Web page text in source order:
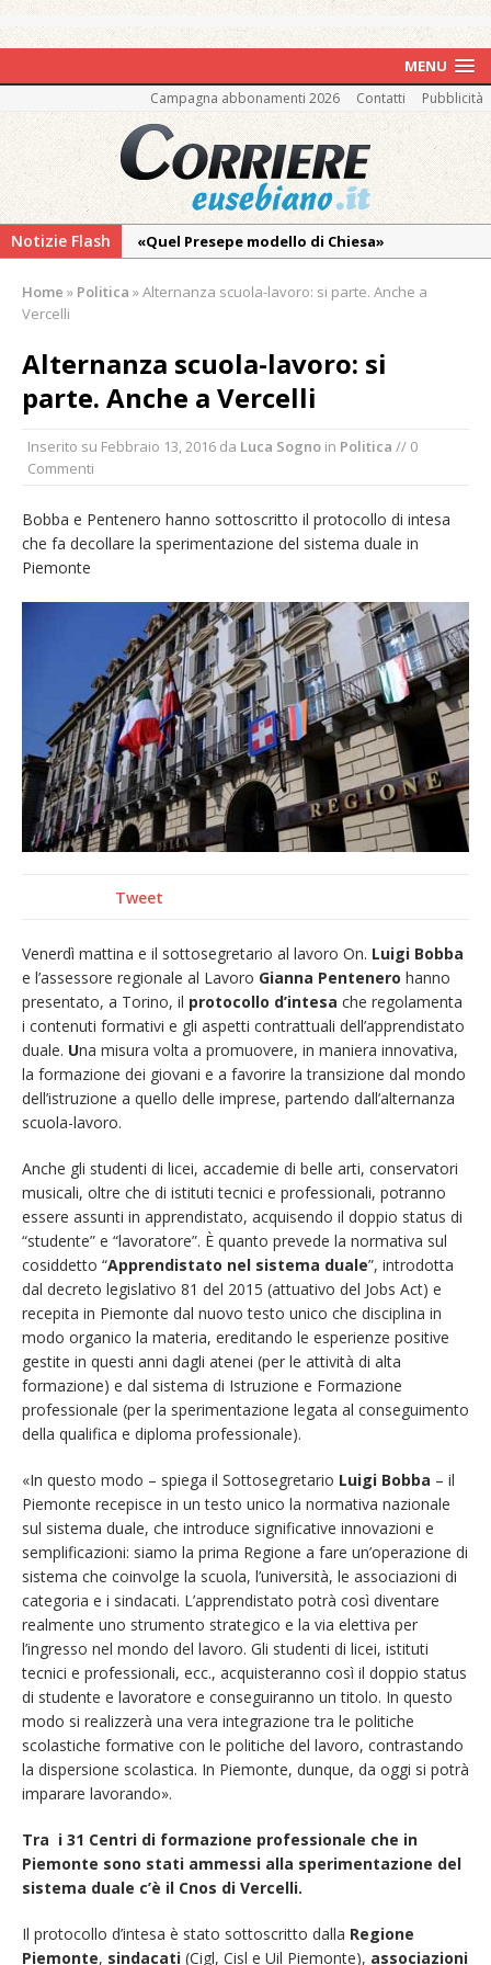
MENU
Campagna abbonamenti 2026 Contatti Pubblicità
Notizie Flash
«Quel Presepe modello di Chiesa»
Ringraziamento: convegno, messa e
Estate di sagre anche per i mezzi storici della
collezione della Fondazione Marazzato
Piscina ex Enal non balneabile dopo i controlli
provvisoria»
La Pro verso l’avvio della Stagione
carnevale di Santhià. La soddisfazione della
Pro Loco
Dieci anni fa l’ingresso a Vercelli
dell’arcivescovo mons. Marco Arnolfo
Home » Politica »Alternanza scuola-lavoro: si parte. Anche a
Vercelli
Alternanza scuola-lavoro: si
parte. Anche a Vercelli
Inserito su Febbraio 13, 2016 da Luca Sogno in Politica // 0
Commenti
Bobba e Pentenero hanno sottoscritto il protocollo di intesa
che fa decollare la sperimentazione del sistema duale in
Piemonte
Tweet
Venerdì mattina e il sottosegretario al lavoro On. Luigi Bobba
e l’assessore regionale al Lavoro Gianna Pentenero hanno
presentato, a Torino, il protocollo d’intesa che regolamenta
i contenuti formativi e gli aspetti contrattuali dell’apprendistato
duale. Una misura volta a promuovere, in maniera innovativa,
la formazione dei giovani e a favorire la transizione dal mondo
dell’istruzione a quello delle imprese, partendo dall’alternanza
scuola-lavoro.
Anche gli studenti di licei, accademie di belle arti, conservatori
musicali, oltre che di istituti tecnici e professionali, potranno
essere assunti in apprendistato, acquisendo il doppio status di
“studente” e “lavoratore”. È quanto prevede la normativa sul
cosiddetto “Apprendistato nel sistema duale”, introdotta
dal decreto legislativo 81 del 2015 (attuativo del Jobs Act) e
recepita in Piemonte dal nuovo testo unico che disciplina in
modo organico la materia, ereditando le esperienze positive
gestite in questi anni dagli atenei (per le attività di alta
formazione) e dal sistema di Istruzione e Formazione
professionale (per la sperimentazione legata al conseguimento
della qualifica e diploma professionale).
«In questo modo – spiega il Sottosegretario Luigi Bobba – il
Piemonte recepisce in un testo unico la normativa nazionale
sul sistema duale, che introduce significative innovazioni e
semplificazioni: siamo la prima Regione a fare un’operazione di
sistema che coinvolge la scuola, l’università, le associazioni di
categoria e i sindacati. L’apprendistato potrà così diventare
realmente uno strumento strategico e la via elettiva per
l’ingresso nel mondo del lavoro. Gli studenti di licei, istituti
tecnici e professionali, ecc., acquisteranno così il doppio status
di studente e lavoratore e conseguiranno un titolo. In questo
modo si realizzerà una vera integrazione tra le politiche
scolastiche formative con le politiche del lavoro, contrastando
la dispersione scolastica. In Piemonte, dunque, da oggi si potrà
imparare lavorando».
Tra i 31 Centri di formazione professionale che in
Piemonte sono stati ammessi alla sperimentazione del
sistema duale c’è il Cnos di Vercelli.
Il protocollo d’intesa è stato sottoscritto dalla Regione
Piemonte, sindacati (Cigl, Cisl e Uil Piemonte), associazioni